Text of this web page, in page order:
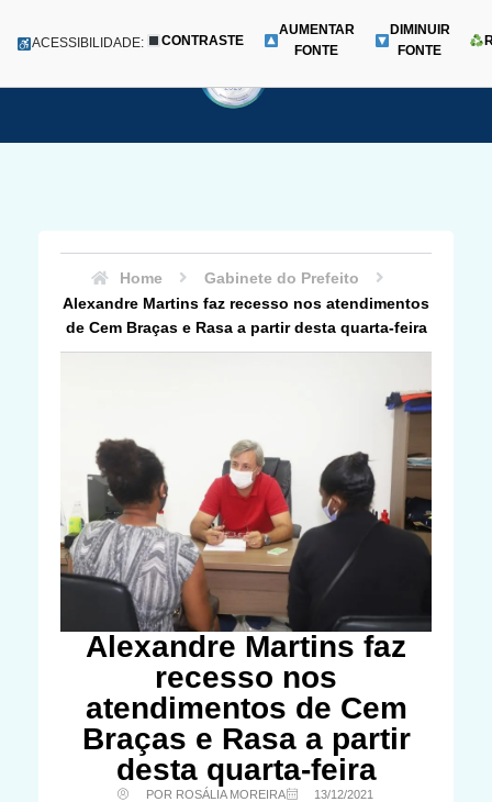
para
Menu
ACESSIBILIDADE: CONTRASTE
AUMENTAR
FONTE
DIMINUIR
FONTE
Home
Gabinete do Prefeito
Alexandre Martins faz recesso nos atendimentos
de Cem Braças e Rasa a partir desta quarta-feira
Alexandre Martins faz
recesso nos
atendimentos de Cem
Braças e Rasa a partir
desta quarta-feira
POR ROSÁLIA MOREIRA
13/12/2021